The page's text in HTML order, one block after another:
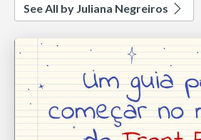
See All by Juliana Negreiros